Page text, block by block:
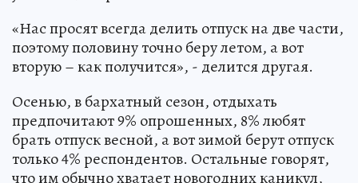
«Нас просят всегда делить отпуск на две части,
поэтому половину точно беру летом, а вот
вторую – как получится», - делится другая.
Осенью, в бархатный сезон, отдыхать
предпочитают 9% опрошенных, 8% любят
брать отпуск весной, а вот зимой берут отпуск
только 4% респондентов. Остальные говорят,
что им обычно хватает новогодних каникул,